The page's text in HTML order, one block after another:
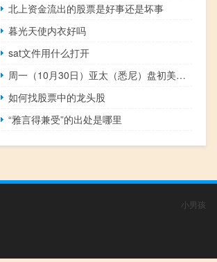
北上资金流出的股票是好事还是坏事
暮光天使内衣好吗
sat文件用什么打开
周一（10月30日）亚太（悉尼）盘初美元大致平开欧元兑美元持稳于1.0568美元兑瑞郎微跌不足0.1%报0.9020以色列在刚刚过去的周末表示在加沙地带扩大地面行动
如何找股票中的龙头股
“雅言得兼受”的出处是哪里
小男孩